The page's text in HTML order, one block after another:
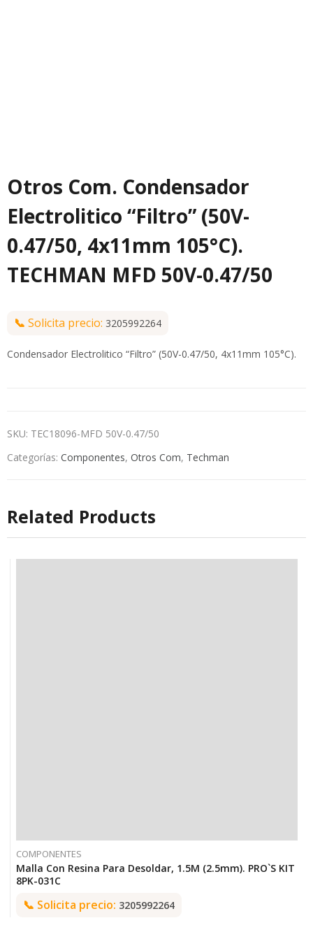
Otros Com. Condensador
Electrolitico “Filtro” (50V-
0.47/50, 4x11mm 105°C).
TECHMAN MFD 50V-0.47/50
📞 Solicita precio: 3205992264
Condensador Electrolitico “Filtro” (50V-0.47/50, 4x11mm 105°C).
SKU: TEC18096-MFD 50V-0.47/50
Categorías: Componentes, Otros Com, Techman
Related Products
COMPONENTES
Malla Con Resina Para Desoldar, 1.5M (2.5mm). PRO`S KIT
8PK-031C
📞 Solicita precio: 3205992264